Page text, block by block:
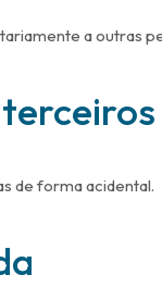
a outras
de forma acidental.